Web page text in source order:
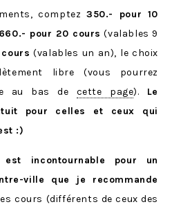
comptez350.- pour 10
660.- pour 20 cours (valables 9
(valables un an), le choix
libre (vous pourrez
au bas de cette page). Le
pour celles et ceux qui
:)
est incontournable pour un
ville que je recommande
cours (différents de ceux des